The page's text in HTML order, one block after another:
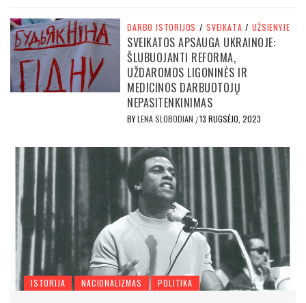
DARBO ISTORIJOS / SVEIKATA / UŽSIENYJE
SVEIKATOS APSAUGA UKRAINOJE:
ŠLUBUOJANTI REFORMA,
UŽDAROMOS LIGONINĖS IR
MEDICINOS DARBUOTOJŲ
NEPASITENKINIMAS
BYLENA SLOBODIAN /13 RUGSĖJO, 2023
ISTORIJA NACIONALIZMAS POLITIKA